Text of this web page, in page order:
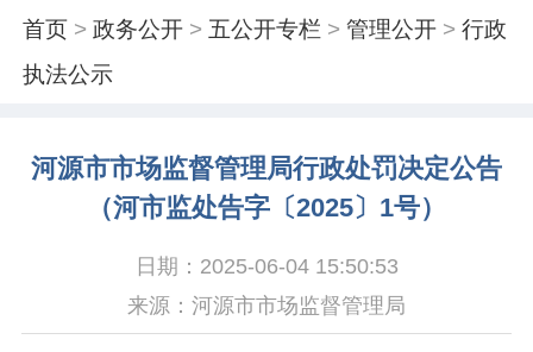
首页 >政务公开 > 五公开专栏 >管理公开 >行政
执法公示
河源市市场监督管理局行政处罚决定公告
（河市监处告字〔2025〕1号）
日期：2025-06-04 15:50:53
来源：河源市市场监督管理局